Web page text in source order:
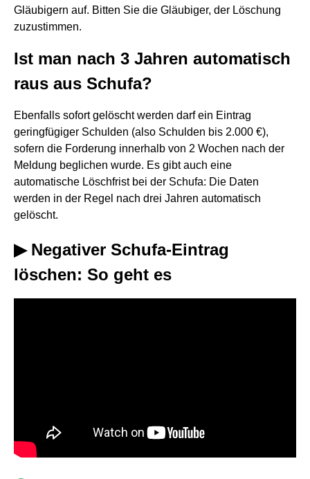
Gläubigern auf. Bitten Sie die Gläubiger, der Löschung
zuzustimmen.
Ist man nach 3 Jahren automatisch
raus aus Schufa?
Ebenfalls sofort gelöscht werden darf ein Eintrag
geringfügiger Schulden (also Schulden bis 2.000 €),
sofern die Forderung innerhalb von 2 Wochen nach der
Meldung beglichen wurde. Es gibt auch eine
automatische Löschfrist bei der Schufa: Die Daten
werden in der Regel nach drei Jahren automatisch
gelöscht.
▶ Negativer Schufa-Eintrag
löschen: So geht es